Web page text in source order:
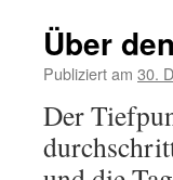
Über
Publiziert am 30.
Der